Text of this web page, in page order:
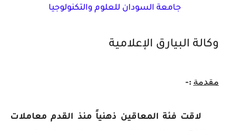
جامعة السودان للعلوم والتكنولوجيا
وكالة البيارق الإعلامية
مقدمة :-
لاقت فئة المعاقين ذهنياً منذ القدم معاملات